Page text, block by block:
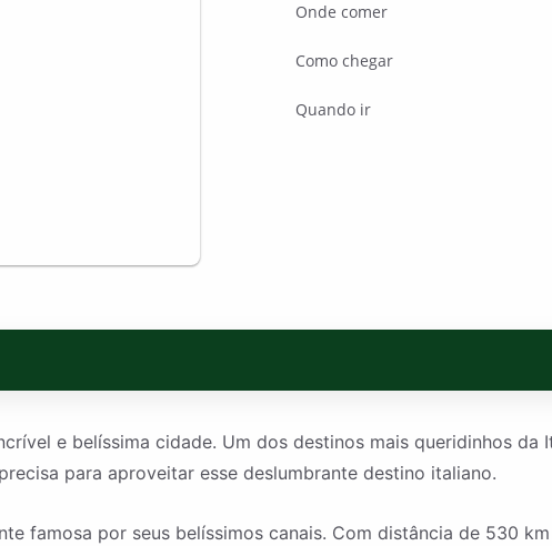
Onde comer
Como chegar
Quando ir
e belíssima cidade. Um dos destinos mais queridinhos da
para aproveitar esse deslumbrante destino italiano.
famosa por seus belíssimos canais. Com distância de 530